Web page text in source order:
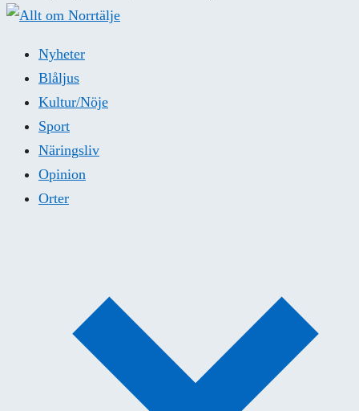
Nyheter
Blåljus
Kultur/Nöje
Sport
Näringsliv
Opinion
Orter